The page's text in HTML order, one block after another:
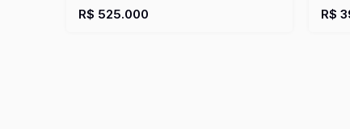
R$ 525.000
1Suíte(s) R$
1